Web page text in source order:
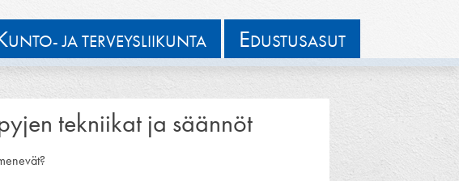
UNTO- JA TERVEYSLIIKUNTA EDUSTUSASUT
tekniikat ja säännöt